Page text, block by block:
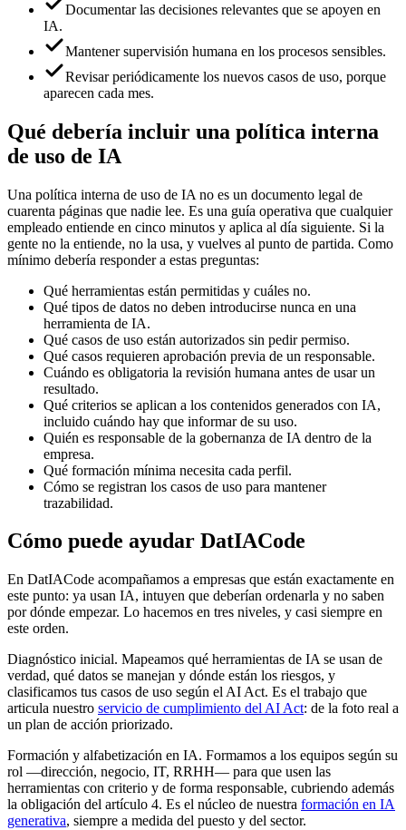
Documentar las decisiones relevantes que se apoyen en
IA.
Mantener supervisión humana en los procesos sensibles.
Revisar periódicamente los nuevos casos de uso, porque
aparecen cada mes.
Qué debería incluir una política interna
de uso de IA
Una política interna de uso de IA no es un documento legal de
cuarenta páginas que nadie lee. Es una guía operativa que cualquier
empleado entiende en cinco minutos y aplica al día siguiente. Si la
gente no la entiende, no la usa, y vuelves al punto de partida. Como
mínimo debería responder a estas preguntas:
Qué herramientas están permitidas y cuáles no.
Qué tipos de datos no deben introducirse nunca en una
herramienta de IA.
Qué casos de uso están autorizados sin pedir permiso.
Qué casos requieren aprobación previa de un responsable.
Cuándo es obligatoria la revisión humana antes de usar un
resultado.
Qué criterios se aplican a los contenidos generados con IA,
incluido cuándo hay que informar de su uso.
Quién es responsable de la gobernanza de IA dentro de la
empresa.
Qué formación mínima necesita cada perfil.
Cómo se registran los casos de uso para mantener
trazabilidad.
Cómo puede ayudar DatIACode
En DatIACode acompañamos a empresas que están exactamente en
este punto: ya usan IA, intuyen que deberían ordenarla y no saben
por dónde empezar. Lo hacemos en tres niveles, y casi siempre en
este orden.
Diagnóstico inicial. Mapeamos qué herramientas de IA se usan de
verdad, qué datos se manejan y dónde están los riesgos, y
clasificamos tus casos de uso según el AI Act. Es el trabajo que
articula nuestro servicio de cumplimiento del AI Act: de la foto real a
un plan de acción priorizado.
Formación y alfabetización en IA. Formamos a los equipos según su
rol —dirección, negocio, IT, RRHH— para que usen las
herramientas con criterio y de forma responsable, cubriendo además
la obligación del artículo 4. Es el núcleo de nuestra formación en IA
generativa, siempre a medida del puesto y del sector.